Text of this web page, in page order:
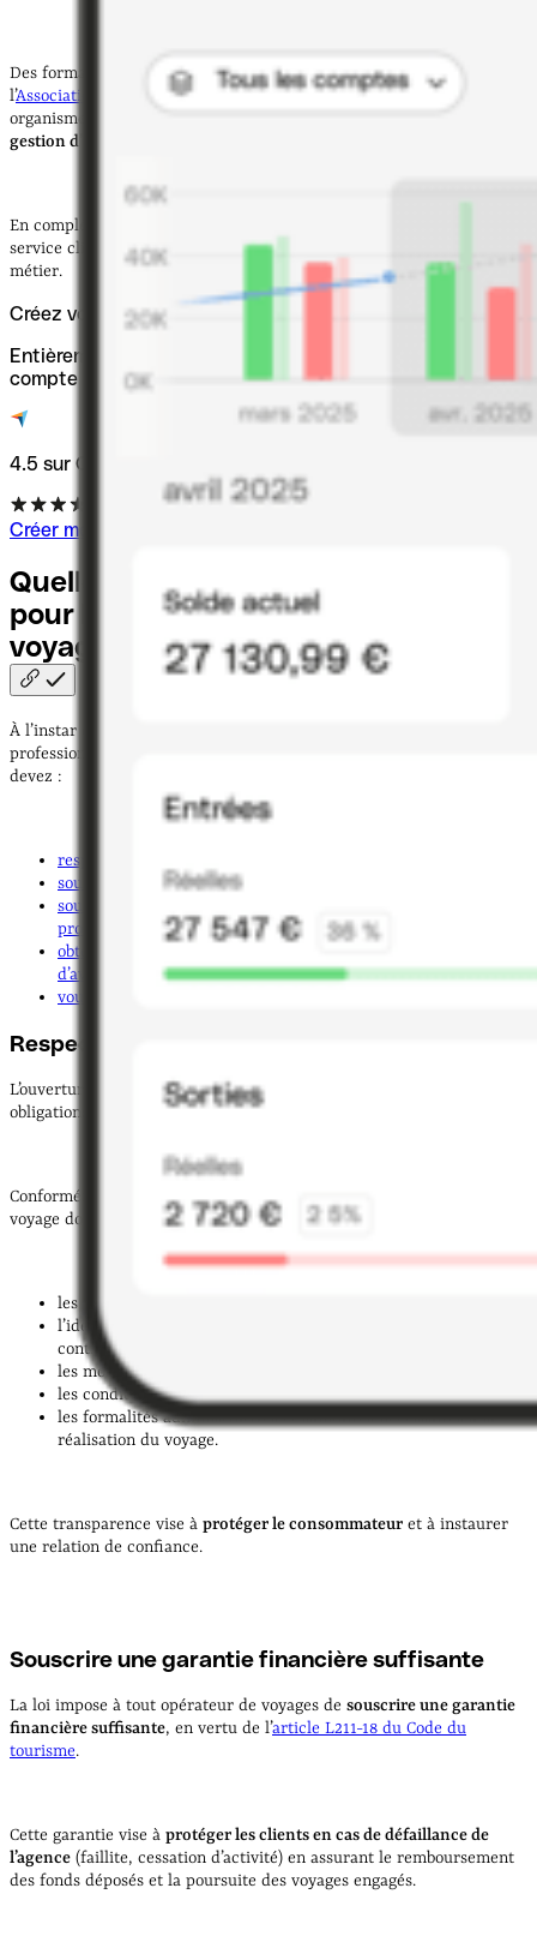
Des formations spécialisées, comme celles proposées par
l’Association Professionnelle de Solidarité du Tourisme (APST)
organismes privés, permettent également de
gestion d’une agence
En complément, une expérience dans le domaine du voyage ou du
service client constitue un
atout indéniable
métier.
Créez votre entreprise en ligne
Entièrement numérique, juridiquement sûr et avec un
compte pro - créez avec Qonto.
4.5 sur Capterra
Créer mon entreprise
Quelles sont les conditions à remplir
pour l’ouverture d’une agence de
voyage en France?
À l’instar des agents immobiliers, les agents de voyage sont une
profession très réglementée afin de protéger les clients. Ainsi, vous
devez :
respecter l’obligation d’information des voyageurs
souscrire une garantie financière
souscrire un contrat d’assurance responsabilité civile
professionnelle;
obtenir des agréments spécifiques pour la vente de billets
d’avion et de train;
vous inscrire au registre des opérateurs de voyage
Respecter l’obligation d’information
L’ouverture d’une agence de voyage implique de respecter plusieurs
obligations d’
information précontractuelle envers les clients
Conformément à l’ article L211-8 du Code du tourisme
voyage doivent fournir desinformations claires et précises
les caractéristiques principales des prestations proposées ;
l’identité du transporteur aérien si les forfaits touristiques
contiennent un déplacement par avion ;
les modalités de paiement ;
les conditions d’annulation ou de modification ;
les formalités administratives et sanitaires nécessaires à la
réalisation du voyage.
Cette transparence vise à protéger le consommateur et à instaurer
une relation de confiance.
Souscrire une garantie financière suffisante
La loi impose à tout opérateur de voyages de souscrire une garantie
financière suffisante, en vertu de l’article L211-18 du Code du
tourisme.
Cette garantie vise à protéger les clients en cas de défaillance de
l’agence (faillite, cessation d’activité) en assurant le remboursement
des fonds déposés et la poursuite des voyages engagés.